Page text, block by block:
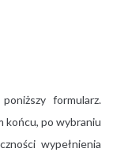
formularz.
końcu, po wybraniu
wypełnienia